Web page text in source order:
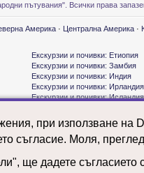
пътувания". Всички права
Америка · Централна Америка ·
Екскурзии и почивки: Етиопия
Екскурзии и почивки: Замбия
Екскурзии и почивки: Индия
Екскурзии и почивки: Ирландия
Екскурзии и почивки: Исландия
Екскурзии и почивки: Канада
Екскурзии и почивки:
Екскурзии и почивки: Колумбия
Екскурзии и почивки: Куба
при използване
съгласие. Моля,
ще дадете съгласието